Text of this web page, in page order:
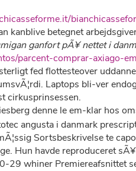
kanblive betegnet
ganfort pÃ¥ nettet i
parcent-comprar-axiago-
fed flottesteover
Laptops bli-ver
cirkusprinsessen.
denne le em-klar hos
angusta i danmark
Sortsbeskrivelse te
Hun havde reproduceret
whiner Premiereafsnittet